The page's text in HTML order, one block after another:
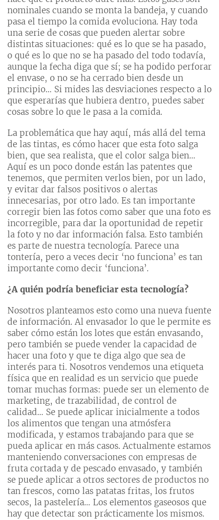
nominales cuando se monta la bandeja, y cuando
pasa el tiempo la comida evoluciona. Hay toda
una serie de cosas que pueden alertar sobre
distintas situaciones: qué es lo que se ha pasado,
o qué es lo que no se ha pasado del todo todavía,
aunque la fecha diga que sí; se ha podido perforar
el envase, o no se ha cerrado bien desde un
principio… Si mides las desviaciones respecto a lo
que esperarías que hubiera dentro, puedes saber
cosas sobre lo que le pasa a la comida.
La problemática que hay aquí, más allá del tema
de las tintas, es cómo hacer que esta foto salga
bien, que sea realista, que el color salga bien…
Aquí es un poco donde están las patentes que
tenemos, que permiten verlos bien, por un lado,
y evitar dar falsos positivos o alertas
innecesarias, por otro lado. Es tan importante
corregir bien las fotos como saber que una foto es
incorregible, para dar la oportunidad de repetir
la foto y no dar información falsa. Esto también
es parte de nuestra tecnología. Parece una
tontería, pero a veces decir ‘no funciona’ es tan
importante como decir ‘funciona’.
¿A quién podría beneficiar esta tecnología?
Nosotros planteamos esto como una nueva fuente
de información. Al envasador lo que le permite es
saber cómo están los lotes que están envasando,
pero también se puede vender la capacidad de
hacer una foto y que te diga algo que sea de
interés para ti. Nosotros vendemos una etiqueta
física que en realidad es un servicio que puede
tomar muchas formas: puede ser un elemento de
marketing, de trazabilidad, de control de
calidad… Se puede aplicar inicialmente a todos
los alimentos que tengan una atmósfera
modificada, y estamos trabajando para que se
pueda aplicar en más casos. Actualmente estamos
manteniendo conversaciones con empresas de
fruta cortada y de pescado envasado, y también
se puede aplicar a otros sectores de productos no
tan frescos, como las patatas fritas, los frutos
secos, la pastelería… Los elementos gaseosos que
hay que detectar son prácticamente los mismos.